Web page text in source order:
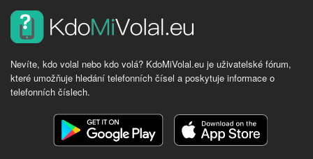
Nevíte, kdo volal nebo kdo volá? KdoMiVolal.eu je uživatelské fórum,
které umožňuje hledání telefonních čísel a poskytuje informace o
telefonních číslech.